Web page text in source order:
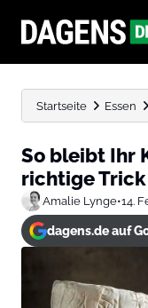
Startseite Essen
So bleibt Ihr
richtige
Amalie Lynge•14.
dagens.de auf